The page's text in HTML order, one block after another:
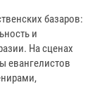
базаров:
и
На сценах
евангелистов